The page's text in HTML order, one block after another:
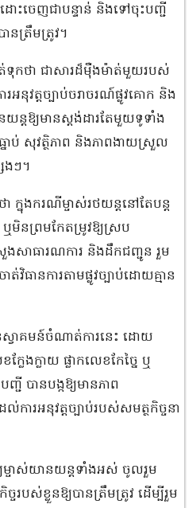
ដោះចេញជាបន្ទាន់ និងទៅចុះបញ្ជី
នត្រឹមត្រូវ។
ត់ទុកថា ជាសារដ៏ម៉ឺងម៉ាត់មួយរបស់
រអនុវត្តច្បាប់ចរាចរណ៍ផ្លូវគោក និង
ន្តឱ្យមានស្តង់ដារតែមួយទូទាំង
ាប់ សុវត្ថិភាព និងភាពងាយស្រួល
ងៗ។
ក្នុងករណីម្ចាស់រថយន្តនៅតែបន្ត
មិនព្រមកែតម្រូវឱ្យស្រប
សួងសាធារណការ និងដឹកជញ្ជូន រួម
វិធានការតាមផ្លូវច្បាប់ដោយគ្មាន
វាគមន៍ចំណាត់ការនេះ ដោយ
លែងក្លាយ ផ្លាកលេខកែច្នៃ ឬ
ជី បានបង្កឱ្យមានភាព
ារអនុវត្តច្បាប់របស់សមត្ថកិច្ចនា
យម្ចាស់យានយន្តទាំងអស់ ចូលរួម
របស់ខ្លួនឱ្យបានត្រឹមត្រូវ ដើម្បីរួម